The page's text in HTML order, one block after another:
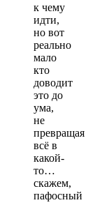
к чему
идти,
но вот
реально
мало
кто
доводит
это до
ума,
не
превращая
всё в
какой-
то…
скажем,
пафосный